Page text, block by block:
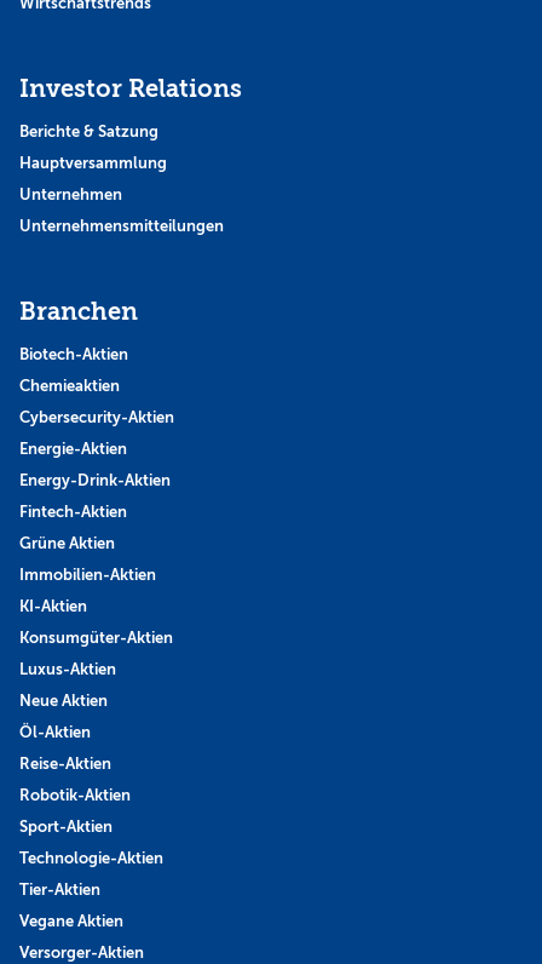
Investor Relations
Berichte & Satzung
Hauptversammlung
Unternehmen
Unternehmensmitteilungen
Branchen
Biotech-Aktien
Chemieaktien
Cybersecurity-Aktien
Energie-Aktien
Energy-Drink-Aktien
Fintech-Aktien
Grüne Aktien
Immobilien-Aktien
KI-Aktien
Konsumgüter-Aktien
Luxus-Aktien
Neue Aktien
Öl-Aktien
Reise-Aktien
Robotik-Aktien
Sport-Aktien
Technologie-Aktien
Tier-Aktien
Vegane Aktien
Versorger-Aktien